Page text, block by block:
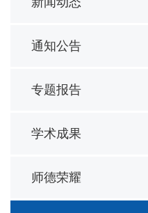
通知公告
专题报告
学术成果
师德荣耀